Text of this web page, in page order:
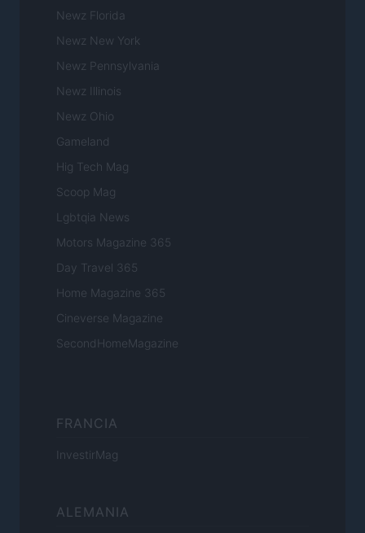
Newz Florida
Newz New York
Newz Pennsylvania
Newz Illinois
Newz Ohio
Gameland
Hig Tech Mag
Scoop Mag
Lgbtqia News
Motors Magazine 365
Day Travel 365
Home Magazine 365
Cineverse Magazine
SecondHomeMagazine
FRANCIA
InvestirMag
ALEMANIA